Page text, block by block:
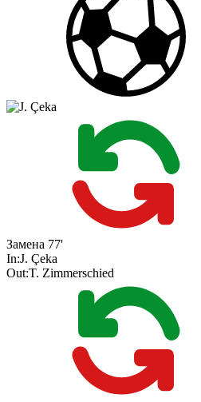
Замена 77'
In:J. Çeka
Out:T. Zimmerschied